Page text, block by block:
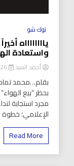
توك شو
يااااااااه
واستعادة
أحمد السيد 2026-08-04
بقلم…محمد تمام
بحظر “بيع
مجرد استجابة
الإعلامي؛ خطوة
Read More